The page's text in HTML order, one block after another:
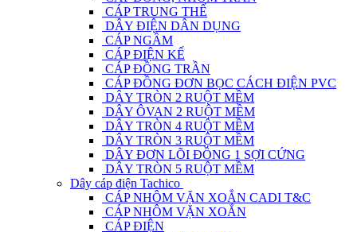
CÁP TRUNG THẾ
DÂY ĐIỆN DÂN DỤNG
CÁP NGẦM
CÁP ĐIỆN KẾ
CÁP ĐỒNG TRẦN
CÁP ĐỒNG ĐƠN BỌC CÁCH ĐIỆN PVC
DÂY TRÒN 2 RUỘT MỀM
DÂY ÔVAN 2 RUỘT MỀM
DÂY TRÒN 4 RUỘT MỀM
DÂY TRÒN 3 RUỘT MỀM
DÂY ĐƠN LÕI ĐỒNG 1 SỢI CỨNG
DÂY TRÒN 5 RUỘT MỀM
Dây cáp điện Tachico
CÁP NHÔM VẶN XOẮN CADI T&C
CÁP NHÔM VẶN XOẮN
CÁP ĐIỆN